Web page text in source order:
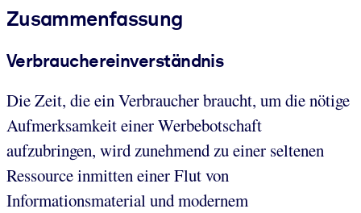
Zusammenfassung
Verbrauchereinverständnis
Die Zeit, die ein Verbraucher braucht, um die nötige
Aufmerksamkeit einer Werbebotschaft
aufzubringen, wird zunehmend zu einer seltenen
Ressource inmitten einer Flut von
Informationsmaterial und modernem